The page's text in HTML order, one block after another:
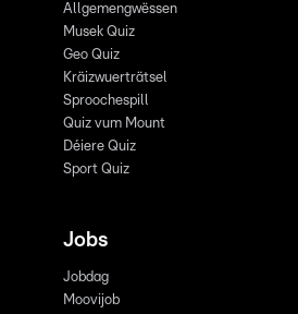
Allgemengwëssen
Musek Quiz
Geo Quiz
Kräizwuerträtsel
Sproochespill
Quiz vum Mount
Déiere Quiz
Sport Quiz
Jobs
Jobdag
Moovijob